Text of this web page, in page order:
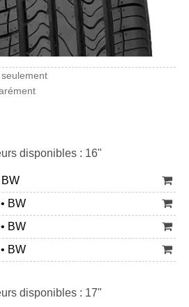
disponibles : 16"
BW
BW
BW
disponibles : 17"